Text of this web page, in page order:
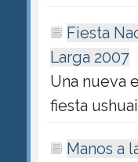
Fiesta
Larga 2007
Una nueva
fiesta
Manos a